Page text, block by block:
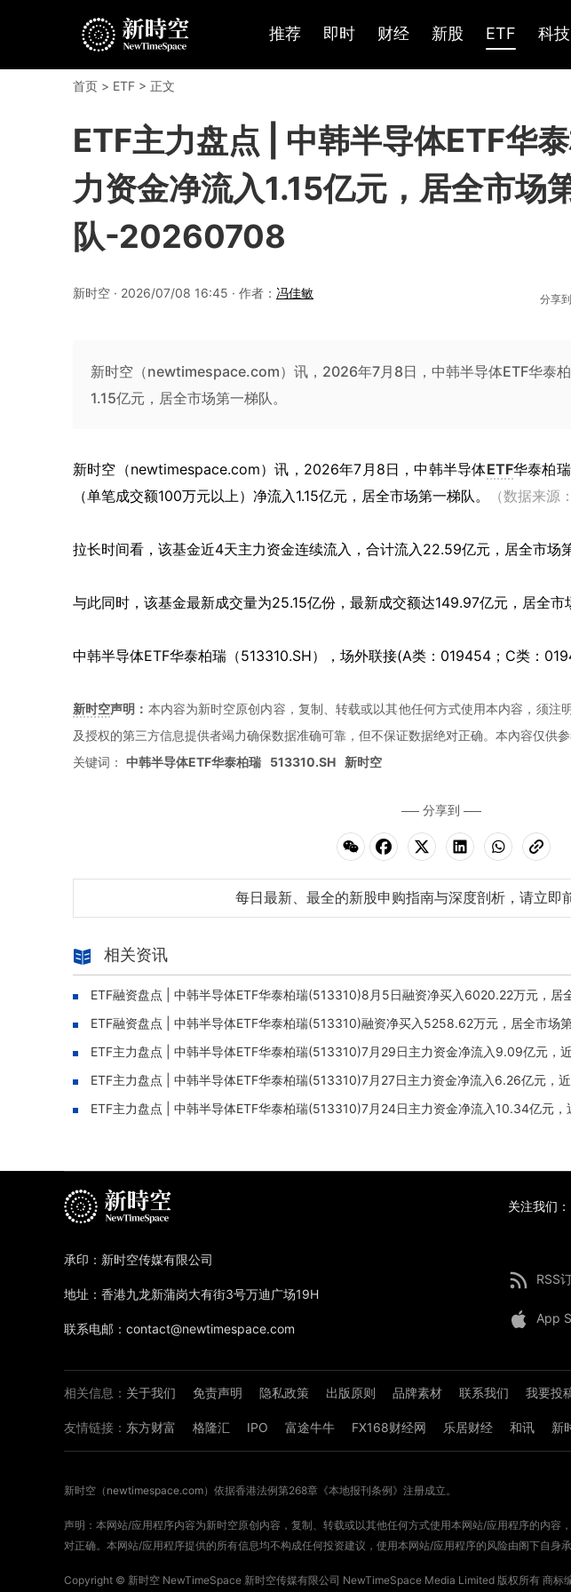
推荐 即时 财经 新股 ETF 科技
首页 > ETF > 正文
ETF主力盘点 | 中韩半导体ETF华
力资金净流入1.15亿元，居全市场
队-20260708
新时空 · 2026/07/08 16:45 · 作者： 冯佳敏 分享到
新时空（newtimespace.com）讯，2026年7月8日，中韩半导体ETF华泰
1.15亿元，居全市场第一梯队。
新时空（newtimespace.com）讯， 2026年7月8日，中韩半导体ETF华泰柏
（单笔成交额100万元以上）净流入1.15亿元，居全市场第一梯队。
（数据来源
拉长时间看，该基金近4天主力资金连续流入，合计流入22.59亿元，居全市场
与此同时，该基金最新成交量为25.15亿份，最新成交额达149.97亿元，居全市
中韩半导体ETF华泰柏瑞（513310.SH），场外联接(A类：019454；C类：
新时空声明： 本内容为新时空原创内容，复制、转载或以其他任何方式使用本内容，须注
及授权的第三方信息提供者竭力确保数据准确可靠，但不保证数据绝对正确。本內容仅供
关键词： 中韩半导体ETF华泰柏瑞 513310.SH 新时空
分享到
每日最新、最全的新股申购指南与深度剖析，请立即
相关资讯
ETF融资盘点 | 中韩半导体ETF华泰柏瑞(513310)8月5日融资净买入6020.22万元，居
ETF融资盘点 | 中韩半导体ETF华泰柏瑞(513310)融资净买入5258.62万元，居全市场
ETF主力盘点 | 中韩半导体ETF华泰柏瑞(513310)7月29日主力资金净流入9.09亿元，
ETF主力盘点 | 中韩半导体ETF华泰柏瑞(513310)7月27日主力资金净流入6.26亿元，
ETF主力盘点 | 中韩半导体ETF华泰柏瑞(513310)7月24日主力资金净流入10.34亿元
关注我们：
RSS
App
相关信息： 关于我们 免责声明 隐私政策 出版原则 品牌素材 联系我们 我要投
友情链接： 东方财富 格隆汇 IPO 富途牛牛 FX168财经网 乐居财经 和讯 新
承印：新时空传媒有限公司
地址：香港九龙新蒲岗大有街3号万迪广场19H
联系电邮：contact@newtimespace.com
新时空（ newtimespace.com）依据香港法例第268章《本地报刊条例》注册成立。
声明：本网站/应用程序内容为新时空原创内容，复制、转载或以其他任何方式使用本网站/应用程序的内
对正确。本网站/应用程序提供的所有信息均不构成任何投资建议，使用本网站/应用程序的风险由阁下自身承
Copyright © 新时空 NewTimeSpace 新时空传媒有限公司 NewTimeSpace Media Limited 版权所有 商标